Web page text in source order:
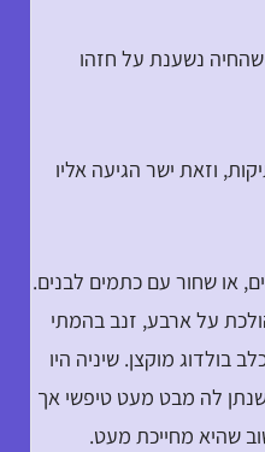
נשענת על חזהו
וזאת ישר הגיעה אליו
או שחור עם כתמים לבנים.
על ארבע, זנב בהמתי
בולדוג מוקצן. שיניה היו
לה מבט מעט טיפשי אך
שהיא מחייכת מעט.